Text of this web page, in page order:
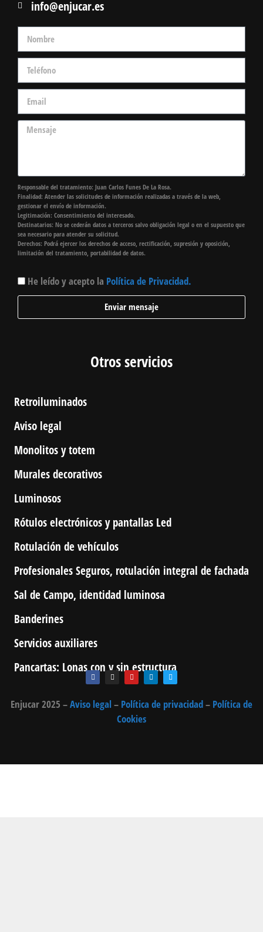
info@enjucar.es
Responsable del tratamiento: Juan Carlos Funes De La Rosa.
Finalidad: Atender las solicitudes de información realizadas a través de la web,
gestionar el envío de información.
Legitimación: Consentimiento del interesado.
Destinatarios: No se cederán datos a terceros salvo obligación legal o en el supuesto que
sea necesario para atender su solicitud.
Derechos: Podrá ejercer los derechos de acceso, rectificación, supresión y oposición,
limitación del tratamiento, portabilidad de datos.
He leído y acepto la Política de Privacidad.
Enviar mensaje
Otros servicios
Retroiluminados
Aviso legal
Monolitos y totem
Murales decorativos
Luminosos
Rótulos electrónicos y pantallas Led
Rotulación de vehículos
Profesionales Seguros, rotulación integral de fachada
Sal de Campo, identidad luminosa
Banderines
Servicios auxiliares
Pancartas: Lonas con y sin estructura
Enjucar 2025 –Aviso legal– Política de privacidad– Política de
Cookies